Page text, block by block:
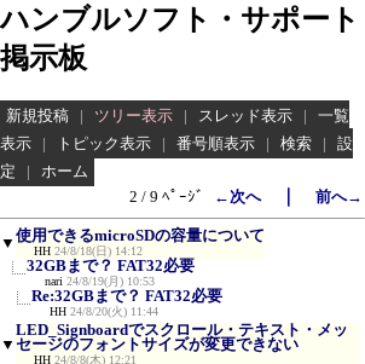
ハンブルソフト・サポート
掲示板
新規投稿 | ツリー表示 | スレッド表示 |
一覧
表示
| トピック表示 | 番号順表示 | 検索 |
設
定
|
ホーム
2 / 9 ﾍﾟｰｼﾞ
←次へ｜ 前へ→
▼ 使用できるmicroSDの容量について
HH 24/8/18(日) 14:12
32GBまで？ FAT32必要
nari 24/8/19(月) 10:53
Re:32GBまで？ FAT32必要
HH 24/8/20(火) 11:44
▼
LED_Signboardでスクロール・テキスト・メッ
セージのフォントサイズが変更できない
HH 24/8/8(木) 12:21